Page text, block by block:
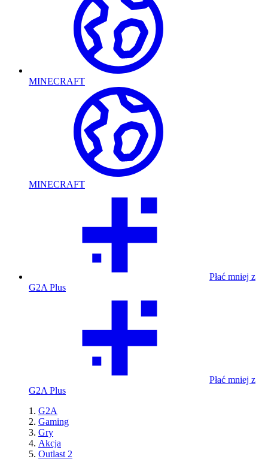
MINECRAFT
MINECRAFT
Płać mniej z
G2A Plus
Płać mniej z
G2A Plus
G2A
Gaming
Gry
Akcja
Outlast 2